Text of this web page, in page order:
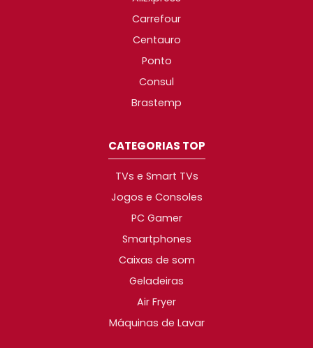
Carrefour
Centauro
Ponto
Consul
Brastemp
CATEGORIAS TOP
TVs e Smart TVs
Jogos e Consoles
PC Gamer
Smartphones
Caixas de som
Geladeiras
Air Fryer
Máquinas de Lavar